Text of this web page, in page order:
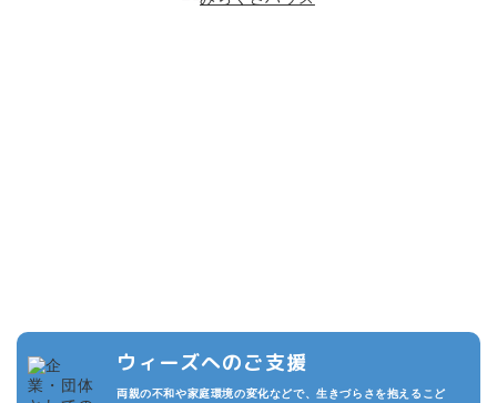
ウィーズへのご支援
両親の不和や家庭環境の変化などで、生きづらさを抱えるこど